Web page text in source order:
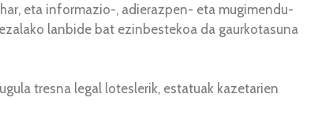
eta informazio-, adierazpen- eta mugimendu-
lanbide bat ezinbestekoa da gaurkotasuna
tresna legal loteslerik, estatuak kazetarien